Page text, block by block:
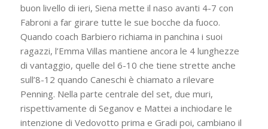
buon livello di ieri, Siena mette il naso avanti 4-7 con
Fabroni a far girare tutte le sue bocche da fuoco.
Quando coach Barbiero richiama in panchina i suoi
ragazzi, l’Emma Villas mantiene ancora le 4 lunghezze
di vantaggio, quelle del 6-10 che tiene strette anche
sull’8-12 quando Caneschi è chiamato a rilevare
Penning. Nella parte centrale del set, due muri,
rispettivamente di Seganov e Mattei a inchiodare le
intenzione di Vedovotto prima e Gradi poi, cambiano il